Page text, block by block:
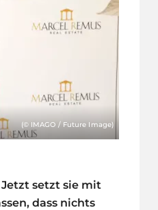
(© IMAGO / Future Image)
setzt sie mit
dass nichts